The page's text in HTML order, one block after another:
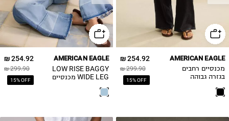
8
10
12
14
18
254.92 ₪
299.90 ₪
15% OFF
AMERICAN EAGLE
מכנסיים רחבים
בגזרה גבוהה
6
8
10
12
14
16
254.92 ₪
299.90 ₪
15% OFF
AMERICAN EAGLE
LOW RISE BAGGY
WIDE LEG מכנסיים